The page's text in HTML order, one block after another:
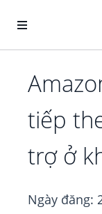
tiếp
trợ ở
Ngày đăng: